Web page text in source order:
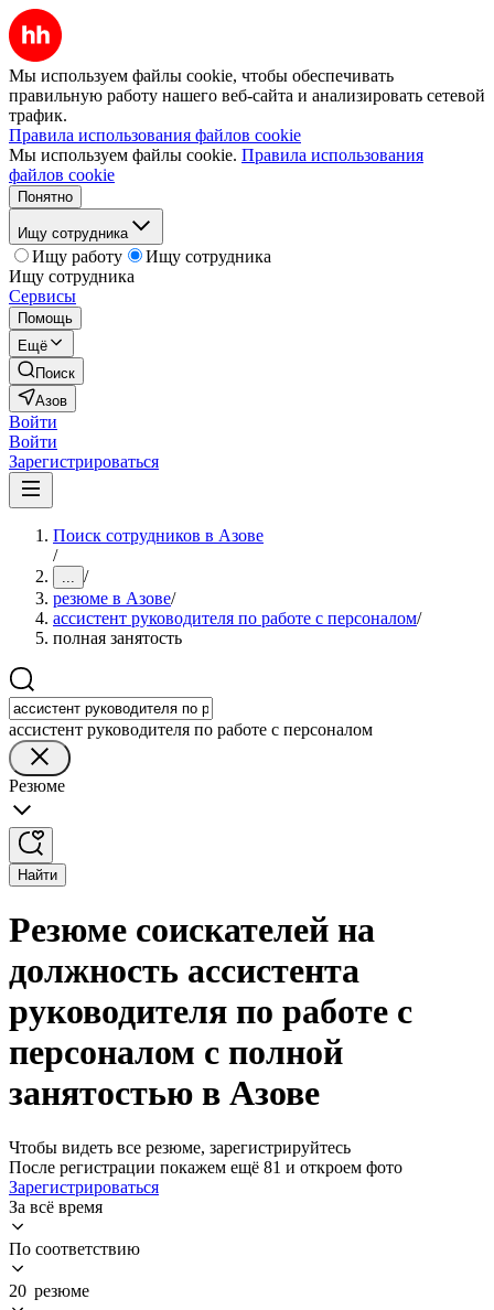
Мы используем файлы cookie, чтобы обеспечивать
правильную работу нашего веб-сайта и анализировать сетевой
трафик.
Правила использования файлов cookie
Мы используем файлы cookie. Правила использования
файлов cookie
Понятно
Ищу сотрудника
Ищу работу
Ищу сотрудника
Ищу сотрудника
Сервисы
Помощь
Ещё
Поиск
Азов
Войти
Войти
Зарегистрироваться
Поиск сотрудников в Азове
/
... /
резюме в Азове/
ассистент руководителя по работе с персоналом/
полная занятость
ассистент руководителя по работе с персоналом
Резюме
Найти
Резюме соискателей на
должность ассистента
руководителя по работе с
персоналом с полной
занятостью в Азове
Чтобы видеть все резюме, зарегистрируйтесь
После регистрации покажем ещё 81 и откроем фото
Зарегистрироваться
За всё время
По соответствию
20 резюме